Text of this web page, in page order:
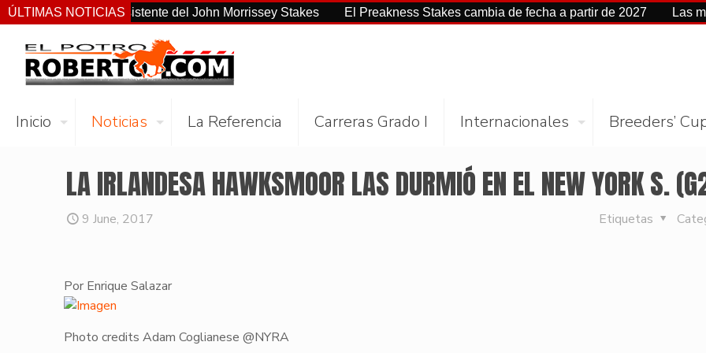
ÚLTIMAS NOTICIAS
el más consistente del John Morrissey Stakes El Preakness Stakes cambia de fecha a partir de 2027 Las mejores
Inicio Noticias La Referencia Carreras Grado I Internacionales Breeders’
LA IRLANDESA HAWKSMOOR LAS DURMIÓ EN EL NEW YORK S.
9 June, 2017 Etiquetas
Por Enrique Salazar
Photo credits Adam Coglianese @NYRA